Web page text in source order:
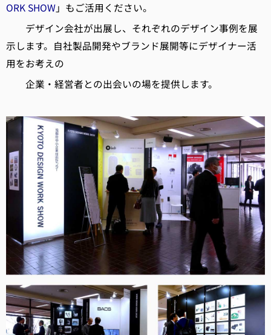
ORK SHOW」もご活用ください。
デザイン会社が出展し、それぞれのデザイン事例を展
示します。自社製品開発やブランド展開等にデザイナー活
用をお考えの
企業・経営者との出会いの場を提供します。